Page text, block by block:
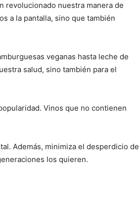
or
decrease
revolucionado nuestra manera de
a la pantalla, sino que también
veganas hasta leche de
salud, sino también para el
Vinos que no contienen
Además, minimiza el desperdicio de
los quieren.